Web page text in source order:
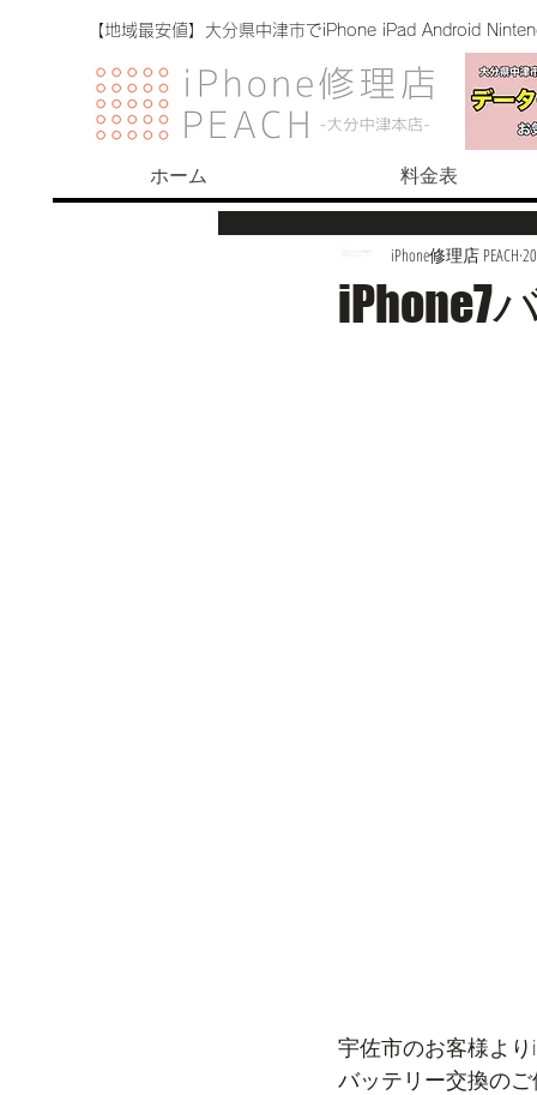
【地域最安値】大分県中津市でiPhone iPad Android
ホーム 料金表
iPhone7
iPhone修理店 PEACH
宇佐市のお客様より
バッテリー交換のご